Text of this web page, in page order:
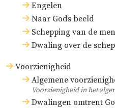
Engelen
Naar Gods beeld
Schepping van de
Dwaling over de
Voorzienigheid
Algemene
Voorzienigheid in het
Dwalingen omtrent